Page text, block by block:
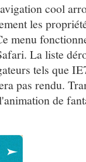
cool
les
menu
La liste
tels que
pas rendu.
de